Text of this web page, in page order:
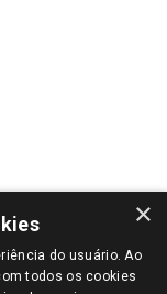
SELECIONE A LOJA DE
DA SUA REGIÃO OU
×
do usuário. Ao
todos os cookies